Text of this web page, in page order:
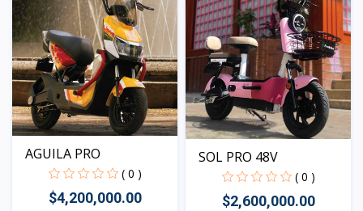
AGUILA PRO
( 0 )
$4,200,000.00
SOL PRO 48V
( 0 )
$2,600,000.00